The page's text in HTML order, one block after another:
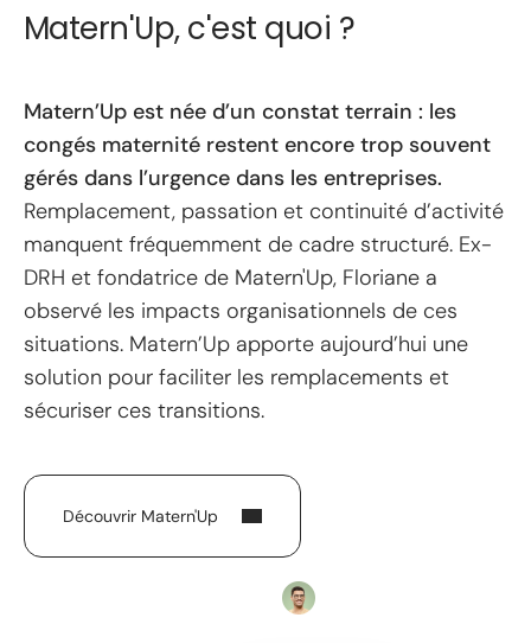
Matern'Up, c'est quoi ?
Matern’Up est née d’un constat terrain : les
congés maternité restent encore trop souvent
gérés dans l’urgence dans les entreprises.
Remplacement, passation et continuité d’activité
manquent fréquemment de cadre structuré. Ex-
DRH et fondatrice de Matern'Up, Floriane a
observé les impacts organisationnels de ces
situations. Matern’Up apporte aujourd’hui une
solution pour faciliter les remplacements et
sécuriser ces transitions.
Découvrir Matern'Up